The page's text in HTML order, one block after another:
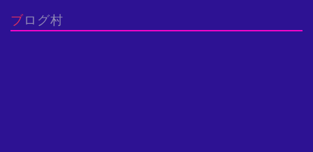
14位
15位 Ingegneria scienza (Engineeri…
ブログ村